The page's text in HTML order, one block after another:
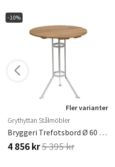
-10%
Fler varianter
Grythyttan Stålmöbler
Bryggeri Trefotsbord Ø 60 Cm Teak
4 856 kr5 395 kr